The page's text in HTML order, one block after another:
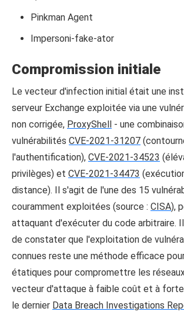
Pinkman Agent
Impersoni-fake-ator
Compromission initiale
Le vecteur d'infection initial était une
serveur Exchange exploitée via une
non corrigée, ProxyShell - une
vulnérabilités CVE-2021-31207
l'authentification), CVE-2021-34523
privilèges) et CVE-2021-34473
distance). Il s'agit de l'une des 15
couramment exploitées (source : CISA),
attaquant d'exécuter du code arbitraire.
de constater que l'exploitation de
connues reste une méthode efficace
étatiques pour compromettre les
vecteur d'attaque à faible coût et à
le dernier Data Breach Investigations